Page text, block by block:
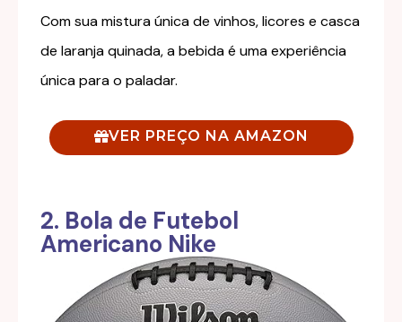
Com sua mistura única de vinhos, licores e casca
de laranja quinada, a bebida é uma experiência
única para o paladar.
VER PREÇO NA AMAZON
2. Bola de Futebol
Americano Nike